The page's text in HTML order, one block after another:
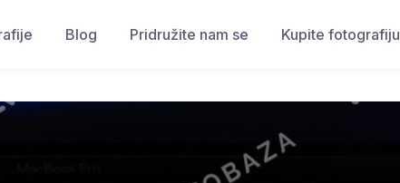
Blog Pridružite nam se Kupite fotografiju